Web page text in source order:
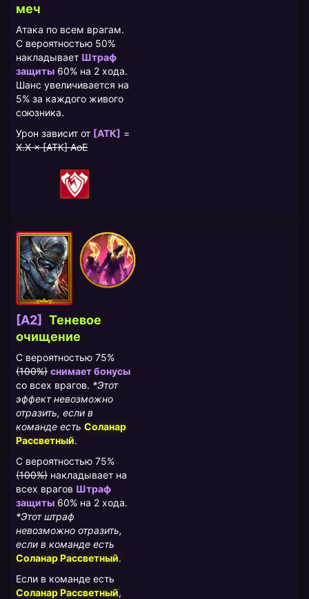
меч
Атака по всем врагам.
С вероятностью 50%
накладывает Штраф
защиты 60% на 2 хода.
Шанс увеличивается на
5% за каждого живого
союзника.
Урон зависит от [АТК] =
X.X × [АТК] AoE
[A2] Теневое
очищение
С вероятностью 75%
(100%) снимает бонусы
со всех врагов. *Этот
эффект невозможно
отразить, если в
команде есть Соланар
Рассветный.
С вероятностью 75%
(100%) накладывает на
всех врагов Штраф
защиты 60% на 2 хода.
*Этот штраф
невозможно отразить,
если в команде есть
Соланар Рассветный.
Если в команде есть
Соланар Рассветный,